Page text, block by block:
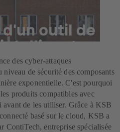
d'un outil de
intelligent
des cyber-attaques
de sécurité des composants
exponentielle. C'est pourquoi
produits compatibles avec
de les utiliser. Grâce à KSB
basé sur le cloud, KSB a
ContiTech, entreprise spécialisée